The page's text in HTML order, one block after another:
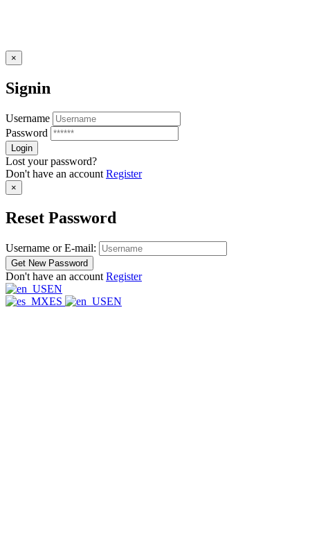
×
Signin
Username
Password
Lost your password?
Don't have an account Register
×
Reset Password
Username or E-mail:
Don't have an account Register
EN
ES
EN